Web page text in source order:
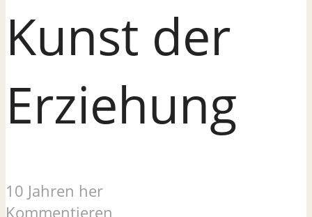
Kunst der
Erziehung
10 Jahren her
Kommentieren